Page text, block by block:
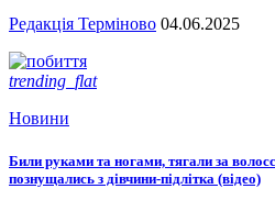
Редакція Терміново 04.06.2025
trending_flat
Новини
Били руками та ногами, тягали за
познущались з дівчини-підлітка (відео)